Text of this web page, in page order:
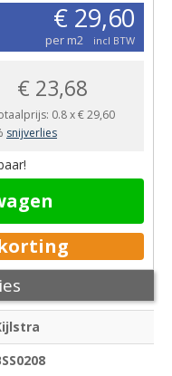
€ 29,60
per m2 incl BTW
€ 23,68
0.8x€ 29,60
snijverlies